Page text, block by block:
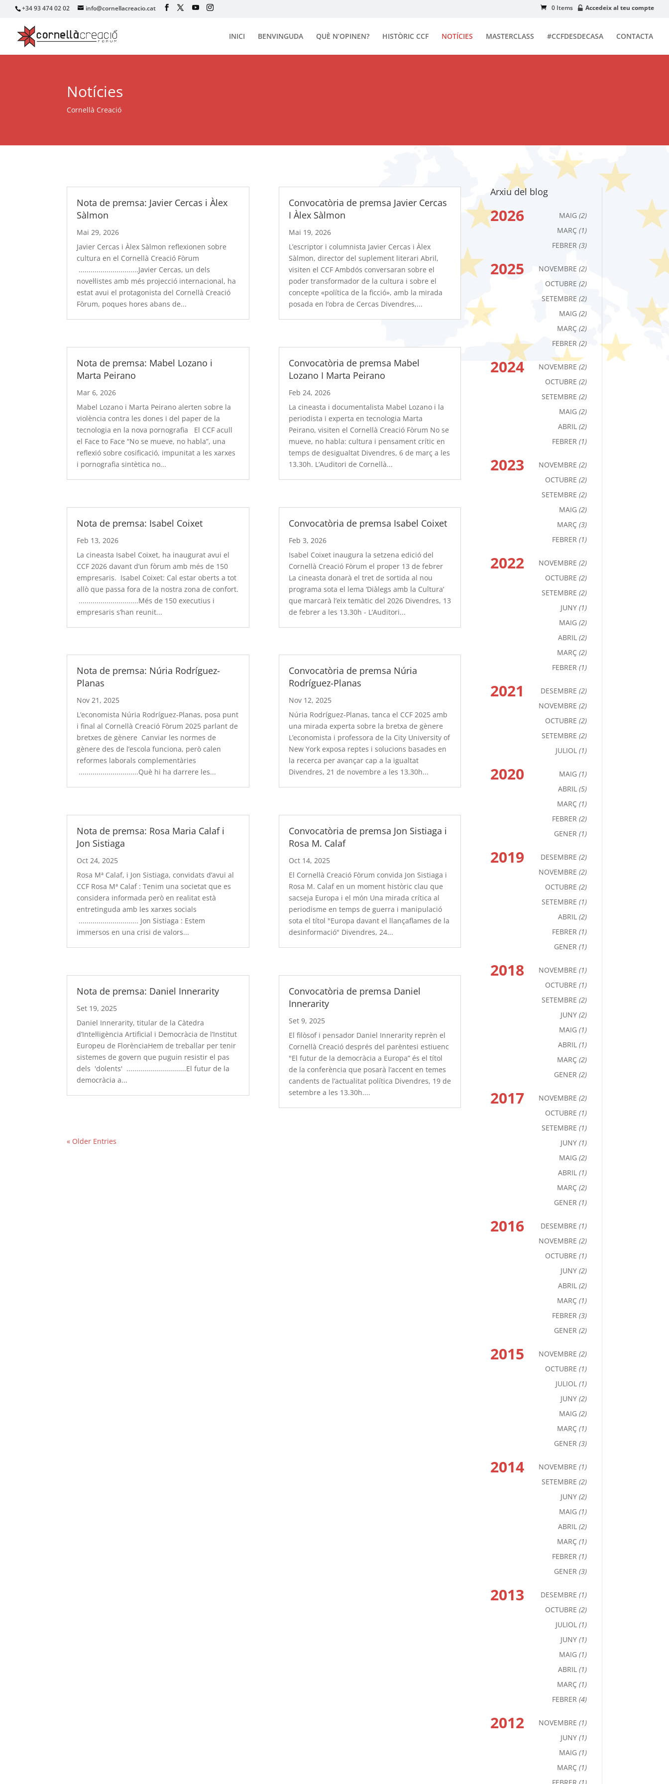
+34 93 474 02 02 info@cornellacreacio.cat 0 Items Accedeix al teu compte
INICI BENVINGUDA QUÈ N’OPINEN? HISTÒRIC CCF NOTÍCIES MASTERCLASS #CCFDESDECASA CONTACTA
Notícies
Cornellà Creació
Nota de premsa: Javier Cercas i Àlex
Sàlmon
Mai 29, 2026
Javier Cercas i Àlex Sàlmon reflexionen sobre
cultura en el Cornellà Creació Fòrum
..............................Javier Cercas, un dels
novel·listes amb més projecció internacional, ha
estat avui el protagonista del Cornellà Creació
Fòrum, poques hores abans de...
Nota de premsa: Mabel Lozano i
Marta Peirano
Mar 6, 2026
Mabel Lozano i Marta Peirano alerten sobre la
violència contra les dones i del paper de la
tecnologia en la nova pornografia El CCF acull
el Face to Face “No se mueve, no habla”, una
reflexió sobre cosificació, impunitat a les xarxes
i pornografia sintètica no...
Nota de premsa: Isabel Coixet
Feb 13, 2026
La cineasta Isabel Coixet, ha inaugurat avui el
CCF 2026 davant d’un fòrum amb més de 150
empresaris. Isabel Coixet: Cal estar oberts a tot
allò que passa fora de la nostra zona de confort.
..............................Més de 150 executius i
empresaris s’han reunit...
Nota de premsa: Núria Rodríguez-
Planas
Nov 21, 2025
L’economista Núria Rodríguez-Planas, posa punt
i final al Cornellà Creació Fòrum 2025 parlant de
bretxes de gènere Canviar les normes de
gènere des de l’escola funciona, però calen
reformes laborals complementàries
..............................Què hi ha darrere les...
Nota de premsa: Rosa Maria Calaf i
Jon Sistiaga
Oct 24, 2025
Rosa Mª Calaf, i Jon Sistiaga, convidats d’avui al
CCF Rosa Mª Calaf : Tenim una societat que es
considera informada però en realitat està
entretinguda amb les xarxes socials
.............................. Jon Sistiaga : Estem
immersos en una crisi de valors...
Nota de premsa: Daniel Innerarity
Set 19, 2025
Daniel Innerarity, titular de la Càtedra
d’Intel·ligència Artificial i Democràcia de l’Institut
Europeu de FlorènciaHem de treballar per tenir
sistemes de govern que puguin resistir el pas
dels 'dolents' ..............................El futur de la
democràcia a...
Convocatòria de premsa Javier Cercas
I Àlex Sàlmon
Mai 19, 2026
L’escriptor i columnista Javier Cercas i Àlex
Sàlmon, director del suplement literari Abril,
visiten el CCF Ambdós conversaran sobre el
poder transformador de la cultura i sobre el
concepte «política de la ficció», amb la mirada
posada en l’obra de Cercas Divendres,...
Convocatòria de premsa Mabel
Lozano I Marta Peirano
Feb 24, 2026
La cineasta i documentalista Mabel Lozano i la
periodista i experta en tecnologia Marta
Peirano, visiten el Cornellà Creació Fòrum No se
mueve, no habla: cultura i pensament crític en
temps de desigualtat Divendres, 6 de març a les
13.30h. L’Auditori de Cornellà...
Convocatòria de premsa Isabel Coixet
Feb 3, 2026
Isabel Coixet inaugura la setzena edició del
Cornellà Creació Fòrum el proper 13 de febrer
La cineasta donarà el tret de sortida al nou
programa sota el lema ‘Diàlegs amb la Cultura’
que marcarà l’eix temàtic del 2026 Divendres, 13
de febrer a les 13.30h - L’Auditori...
Convocatòria de premsa Núria
Rodríguez-Planas
Nov 12, 2025
Núria Rodríguez-Planas, tanca el CCF 2025 amb
una mirada experta sobre la bretxa de gènere
L’economista i professora de la City University of
New York exposa reptes i solucions basades en
la recerca per avançar cap a la igualtat
Divendres, 21 de novembre a les 13.30h...
Convocatòria de premsa Jon Sistiaga i
Rosa M. Calaf
Oct 14, 2025
El Cornellà Creació Fòrum convida Jon Sistiaga i
Rosa M. Calaf en un moment històric clau que
sacseja Europa i el món Una mirada crítica al
periodisme en temps de guerra i manipulació
sota el títol "Europa davant el llançaflames de la
desinformació" Divendres, 24...
Convocatòria de premsa Daniel
Innerarity
Set 9, 2025
El filòsof i pensador Daniel Innerarity reprèn el
Cornellà Creació després del parèntesi estiuenc
"El futur de la democràcia a Europa” és el títol
de la conferència que posarà l’accent en temes
candents de l’actualitat política Divendres, 19 de
setembre a les 13.30h....
« Older Entries
Arxiu del blog
2026 MAIG (2)
MARÇ (1)
FEBRER (3)
2025 NOVEMBRE (2)
OCTUBRE (2)
SETEMBRE (2)
MAIG (2)
MARÇ (2)
FEBRER (2)
2024 NOVEMBRE (2)
OCTUBRE (2)
SETEMBRE (2)
MAIG (2)
ABRIL (2)
FEBRER (1)
2023 NOVEMBRE (2)
OCTUBRE (2)
SETEMBRE (2)
MAIG (2)
MARÇ (3)
FEBRER (1)
2022 NOVEMBRE (2)
OCTUBRE (2)
SETEMBRE (2)
JUNY (1)
MAIG (2)
ABRIL (2)
MARÇ (2)
FEBRER (1)
2021 DESEMBRE (2)
NOVEMBRE (2)
OCTUBRE (2)
SETEMBRE (2)
JULIOL (1)
2020 MAIG (1)
ABRIL (5)
MARÇ (1)
FEBRER (2)
GENER (1)
2019 DESEMBRE (2)
NOVEMBRE (2)
OCTUBRE (2)
SETEMBRE (1)
ABRIL (2)
FEBRER (1)
GENER (1)
2018 NOVEMBRE (1)
OCTUBRE (1)
SETEMBRE (2)
JUNY (2)
MAIG (1)
ABRIL (1)
MARÇ (2)
GENER (2)
2017 NOVEMBRE (2)
OCTUBRE (1)
SETEMBRE (1)
JUNY (1)
MAIG (2)
ABRIL (1)
MARÇ (2)
GENER (1)
2016 DESEMBRE (1)
NOVEMBRE (2)
OCTUBRE (1)
JUNY (2)
ABRIL (2)
MARÇ (1)
FEBRER (3)
GENER (2)
2015 NOVEMBRE (2)
OCTUBRE (1)
JULIOL (1)
JUNY (2)
MAIG (2)
MARÇ (1)
GENER (3)
2014 NOVEMBRE (1)
SETEMBRE (2)
JUNY (2)
MAIG (1)
ABRIL (2)
MARÇ (1)
FEBRER (1)
GENER (3)
2013 DESEMBRE (1)
OCTUBRE (2)
JULIOL (1)
JUNY (1)
MAIG (1)
ABRIL (1)
MARÇ (1)
FEBRER (4)
2012 NOVEMBRE (1)
JUNY (1)
MAIG (1)
MARÇ (1)